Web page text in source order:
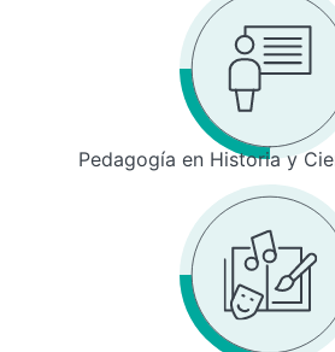
Pedagogía en Historia y